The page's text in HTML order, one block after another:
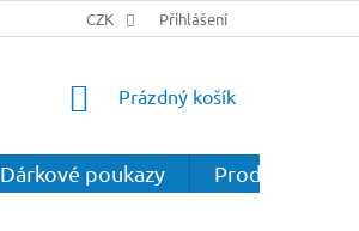
CZK Přihlášení
NÁKUPNÍ
Prázdný košík
Dárkové poukazy Prodejna